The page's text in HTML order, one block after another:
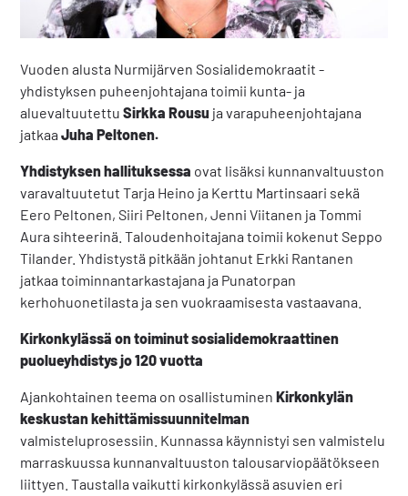
Vuoden alusta Nurmijärven Sosialidemokraatit -
yhdistyksen puheenjohtajana toimii kunta- ja
aluevaltuutettuSirkka Rousu ja varapuheenjohtajana
jatkaaJuha Peltonen.
Yhdistyksen hallituksessa ovat lisäksi kunnanvaltuuston
varavaltuutetut Tarja Heino ja Kerttu Martinsaari sekä
Eero Peltonen, Siiri Peltonen, Jenni Viitanen ja Tommi
Aura sihteerinä. Taloudenhoitajana toimii kokenut Seppo
Tilander. Yhdistystä pitkään johtanut Erkki Rantanen
jatkaa toiminnantarkastajana ja Punatorpan
kerhohuonetilasta ja sen vuokraamisesta vastaavana.
Kirkonkylässä on toiminut sosialidemokraattinen
puolueyhdistys jo 120 vuotta
Ajankohtainen teema on osallistuminenKirkonkylän
keskustan kehittämissuunnitelman
valmisteluprosessiin. Kunnassa käynnistyi sen valmistelu
marraskuussa kunnanvaltuuston talousarviopäätökseen
liittyen. Taustalla vaikutti kirkonkylässä asuvien eri